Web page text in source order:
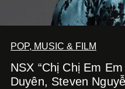
POP, MUSIC & FILM
NSX “Chị Chị Em
Duyên, Steven